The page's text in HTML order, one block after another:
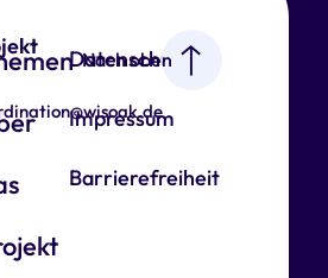
Datenschutz
Impressum
Barrierefreiheit
Nach oben